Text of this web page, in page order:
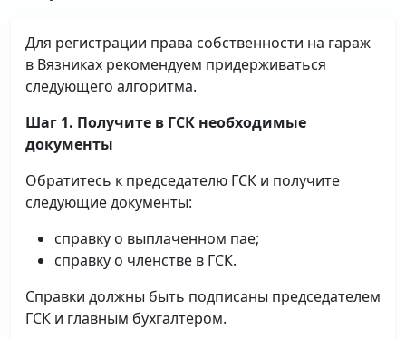
Для регистрации права собственности на гараж
в Вязниках рекомендуем придерживаться
следующего алгоритма.
Шаг 1. Получите в ГСК необходимые
документы
Обратитесь к председателю ГСК и получите
следующие документы:
справку о выплаченном пае;
справку о членстве в ГСК.
Справки должны быть подписаны председателем
ГСК и главным бухгалтером.